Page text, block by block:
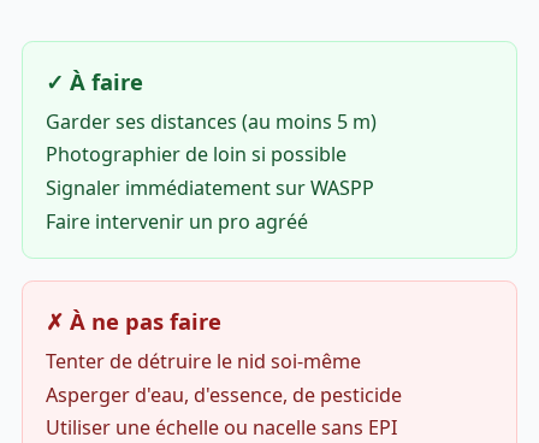
✓ À faire
Garder ses distances (au moins 5 m)
Photographier de loin si possible
Signaler immédiatement sur WASPP
Faire intervenir un pro agréé
✗ À ne pas faire
Tenter de détruire le nid soi-même
Asperger d'eau, d'essence, de pesticide
Utiliser une échelle ou nacelle sans EPI